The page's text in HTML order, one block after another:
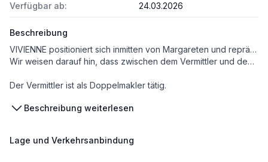
Verfügbar ab: 24.03.2026
Beschreibung
VIVIENNE positioniert sich inmitten von Margareten und repräsentiert stilvolles Wohnen und reine Lebensfreude. Der wiederbelebte Wiener Altbau in der Siebenbrunnengasse 65 im Herzen des 5. Bezirks zeigt sich zeitlos, elegant und voller Elan. Seine Bauweise ist ebenso beeindruckend und lebendig wie die von Wien. Die Lage befindet sich strategisch zwischen dem geschäftigen Stadtleben und dem malerischen Einsiedlerpark und verbindet urbanen Charme mit erholungsreichen Rückzugsorten. In Margareten gibt es eine Vielzahl von Restaurants und erstklassigen Verkehrsanbindungen, die das Leben anregen.
Wir weisen darauf hin, dass zwischen dem Vermittler und dem zu vermittelnden Dritten ein familiäres oder wirtschaftliches Naheverhältnis besteht.
Der Vermittler ist als Doppelmakler tätig.
Infrastruktur / Entfernungen
Arzt <250m
Beschreibung weiterlesen
Lage und Verkehrsanbindung